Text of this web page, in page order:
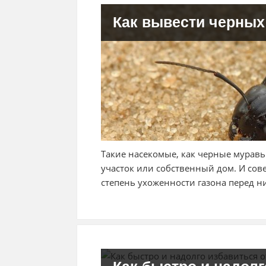
Как вывести
Такие насекомые, как черные
участок или собственный дом. И
степень ухоженности газона перед